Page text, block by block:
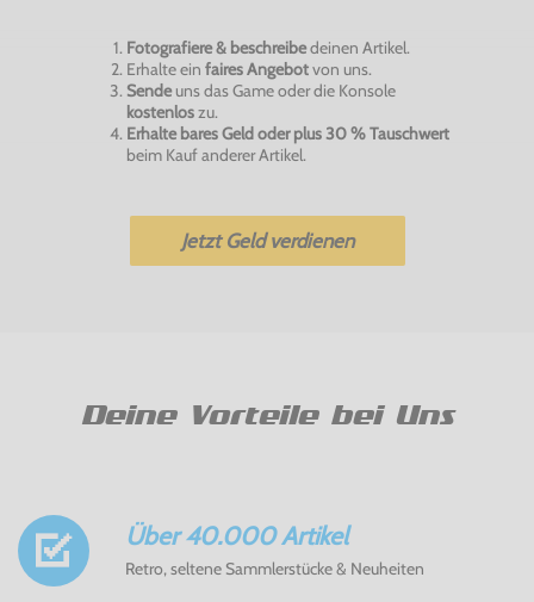
Fotografiere & beschreibedeinen Artikel.
Erhalte ein faires Angebotvon uns.
Sendeuns das Game oder die Konsole
kostenloszu.
Erhalte bares Geld oder plus 30 % Tauschwert
beim Kauf anderer Artikel.
Jetzt Geld verdienen
Deine Vorteile bei Uns
Über 40.000 Artikel
Retro, seltene Sammlerstücke & Neuheiten